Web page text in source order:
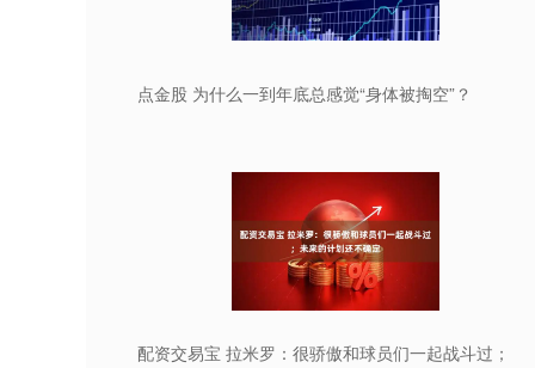
点金股 为什么一到年底总感觉“身体被掏空”？
配资交易宝 拉米罗：很骄傲和球员们一起战斗过；